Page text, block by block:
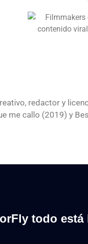
redactor y
me callo (2019) y
todo